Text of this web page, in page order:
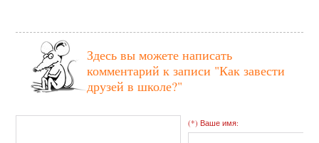
Здесь вы можете написать
комментарий к записи "Как завести
друзей в школе?"
(*) Ваше имя: